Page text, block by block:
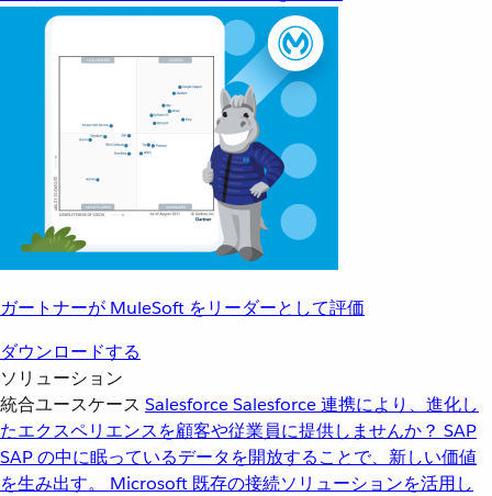
ガートナーが MuleSoft をリーダーとして評価
ダウンロードする
ソリューション
統合ユースケース SalesforceSalesforce 連携により、進化し
たエクスペリエンスを顧客や従業員に提供しませんか？ SAP
SAP の中に眠っているデータを開放することで、新しい価値
を生み出す。
Microsoft 既存の接続ソリューションを活用し